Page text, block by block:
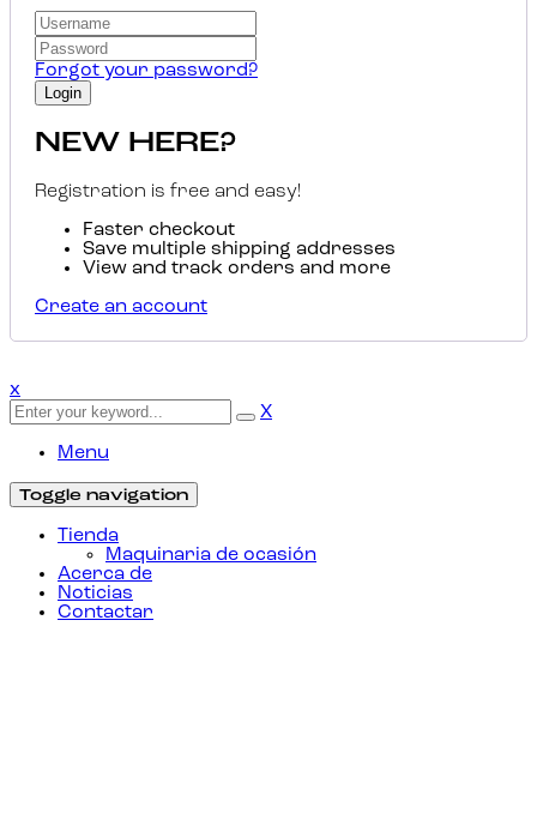
Forgot your password?
NEW HERE?
Registration is free and easy!
Faster checkout
Save multiple shipping addresses
View and track orders and more
Create an account
x
X
Menu
Toggle navigation
Tienda
Maquinaria de ocasión
Acerca de
Noticias
Contactar